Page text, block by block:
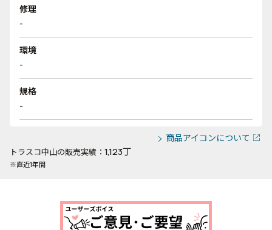
修理
-
環境
-
規格
-
商品アイコンについて
トラスコ中山の販売実績： 1,123丁
※直近1年間